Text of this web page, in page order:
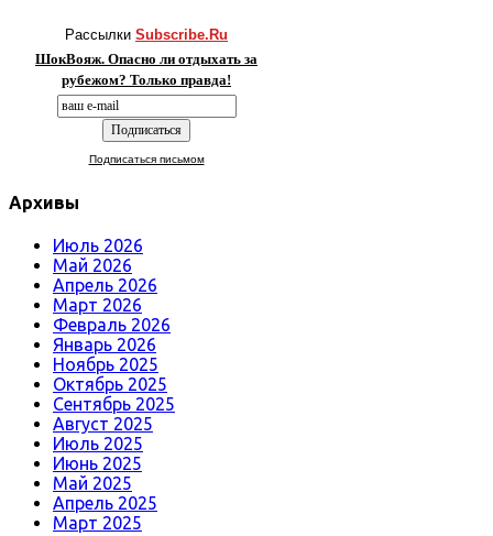
Рассылки Subscribe.Ru
ШокВояж. Опасно ли отдыхать за
рубежом? Только правда!
Подписаться письмом
Архивы
Июль 2026
Май 2026
Апрель 2026
Март 2026
Февраль 2026
Январь 2026
Ноябрь 2025
Октябрь 2025
Сентябрь 2025
Август 2025
Июль 2025
Июнь 2025
Май 2025
Апрель 2025
Март 2025